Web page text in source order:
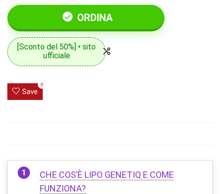
ORDINA
[Sconto del 50%] • sito
ufficiale
Save
0
CHE COS’È LIPO GENETIQ E COME
FUNZIONA?